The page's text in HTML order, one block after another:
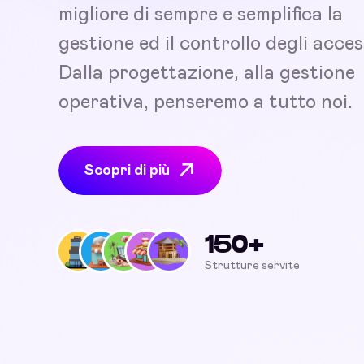
migliore di sempre e semplifica la
gestione ed il controllo degli
Dalla progettazione, alla gestione
operativa, penseremo a tutto noi.
Scopri di più
150+
Strutture servite